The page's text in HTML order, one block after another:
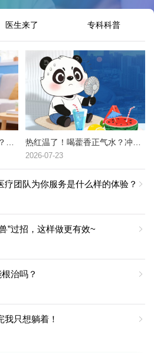
医生来了 专科科普
2026-07-23
团队为你服务是什么样的体验？
”过招，这样做更有效~
治吗？
只想躺着！